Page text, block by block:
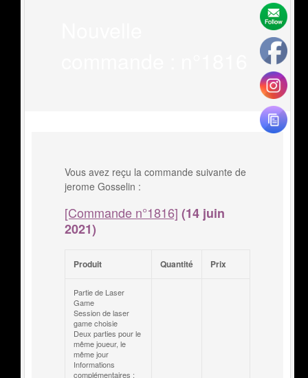
Vous avez reçu la commande suivante de
jerome Gosselin :
[Commande n°1816] (14 juin
2021)
Produit Quantité Prix
Partie de Laser
Game
Session de laser
game choisie
Deux parties pour le
même joueur, le
même jour
Informations
complémentaires :